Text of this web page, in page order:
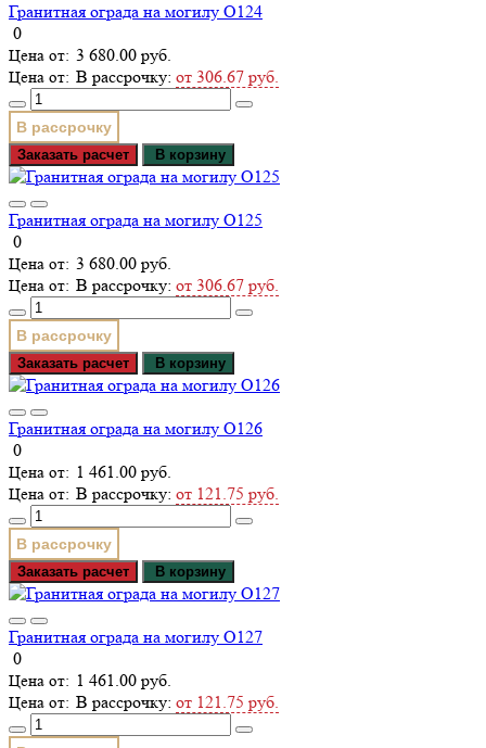
Гранитная ограда на могилу О124
0
3 680.00 руб.
В рассрочку: от 306.67 руб.
В рассрочку
Заказать расчет В корзину
Гранитная ограда на могилу О125
0
3 680.00 руб.
В рассрочку: от 306.67 руб.
В рассрочку
Заказать расчет В корзину
Гранитная ограда на могилу О126
0
1 461.00 руб.
В рассрочку: от 121.75 руб.
В рассрочку
Заказать расчет В корзину
Гранитная ограда на могилу О127
0
1 461.00 руб.
В рассрочку: от 121.75 руб.